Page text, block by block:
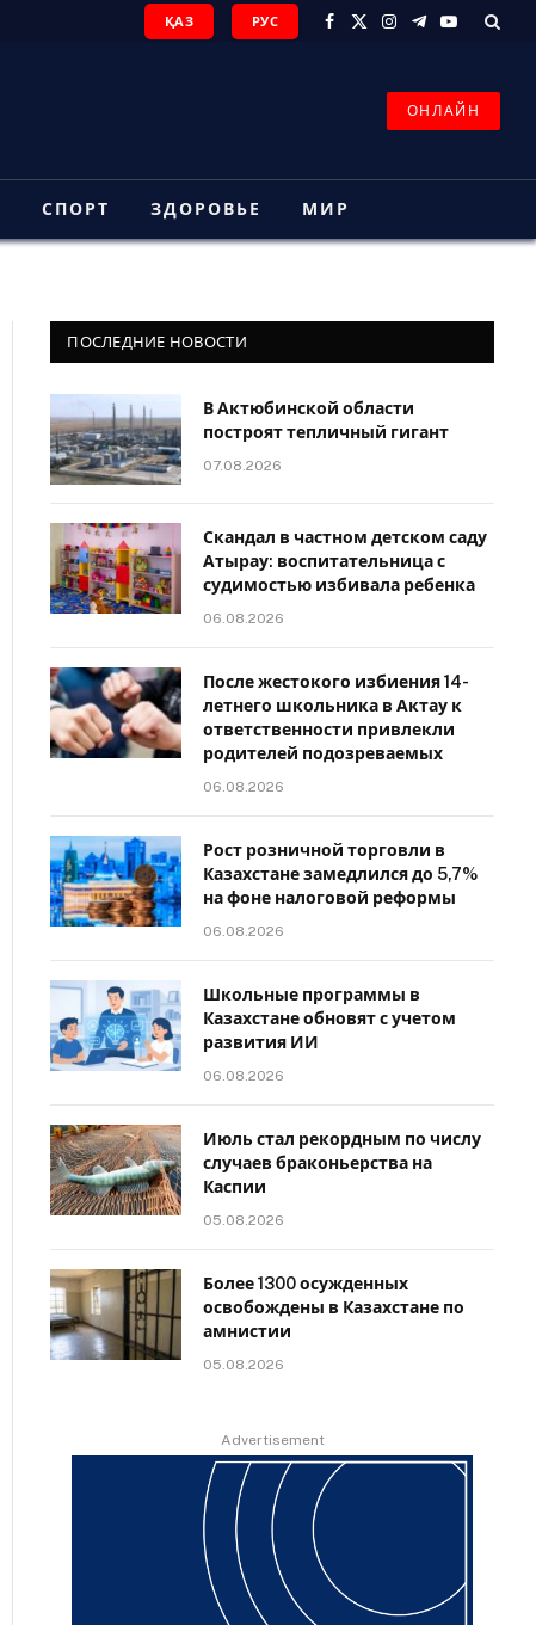
ҚАЗ РУС
Facebook
X
Instagram
Telegram
YouTube
ОНЛАЙН
СПОРТ ЗДОРОВЬЕ МИР
ПОСЛЕДНИЕ НОВОСТИ
В Актюбинской области
построят тепличный гигант
07.08.2026
Скандал в частном детском саду
Атырау: воспитательница с
судимостью избивала ребенка
06.08.2026
После жестокого избиения 14-
летнего школьника в Актау к
ответственности привлекли
родителей подозреваемых
06.08.2026
Рост розничной торговли в
Казахстане замедлился до 5,7%
на фоне налоговой реформы
06.08.2026
Школьные программы в
Казахстане обновят с учетом
развития ИИ
06.08.2026
Июль стал рекордным по числу
случаев браконьерства на
Каспии
05.08.2026
Более 1300 осужденных
освобождены в Казахстане по
амнистии
05.08.2026
Advertisement